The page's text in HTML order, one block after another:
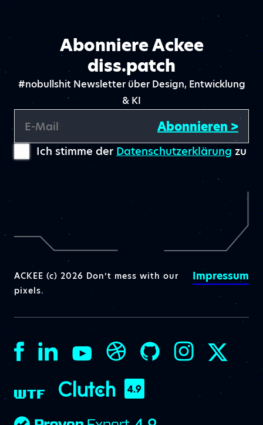
Abonniere Ackee
diss.patch
#nobullshit Newsletter über Design, Entwicklung
& KI
E-Mail Abonnieren >
Ich stimme der Datenschutzerklärung zu
ACKEE (c) 2026 Don’t mess with our
pixels.
Impressum